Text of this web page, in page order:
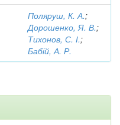
Поляруш, К. А.;
Дорошенко, Я. В.;
Тихонов, С. І.;
Бабій, А. Р.